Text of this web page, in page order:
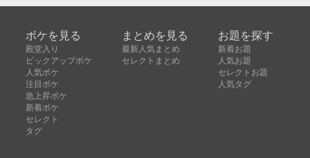
ボケを見る
殿堂入り
ピックアップボケ
人気ボケ
注目ボケ
急上昇ボケ
新着ボケ
セレクト
タグ
まとめを見る
最新人気まとめ
セレクトまとめ
お題を探す
新着お題
人気お題
セレクトお題
人気タグ